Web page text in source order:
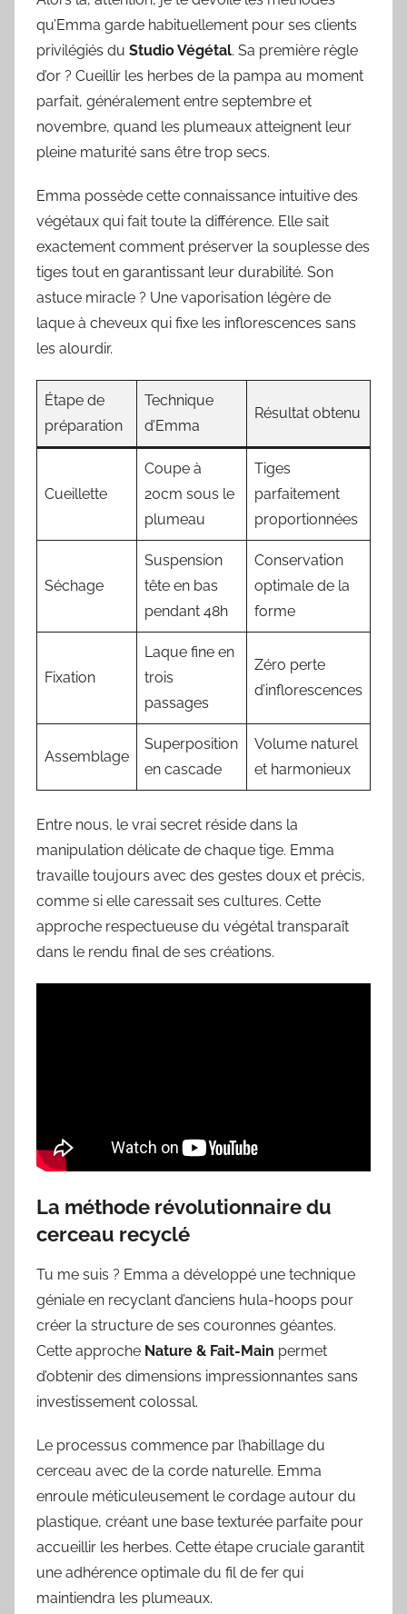
qu’Emma garde habituellement pour ses clients
privilégiés du Studio Végétal. Sa première règle
d’or ? Cueillir les herbes de la pampa au moment
parfait, généralement entre septembre et
novembre, quand les plumeaux atteignent leur
pleine maturité sans être trop secs.
Emma possède cette connaissance intuitive des
végétaux qui fait toute la différence. Elle sait
exactement comment préserver la souplesse des
tiges tout en garantissant leur durabilité. Son
astuce miracle ? Une vaporisation légère de
laque à cheveux qui fixe les inflorescences sans
les alourdir.
Étape de
préparation
Technique
d’Emma
Résultat obtenu
Cueillette
Coupe à
20cm sous le
plumeau
Tiges
parfaitement
proportionnées
Séchage
Suspension
tête en bas
pendant 48h
Conservation
optimale de la
forme
Fixation
Laque fine en
trois
passages
Zéro perte
d’inflorescences
Assemblage
Superposition
en cascade
Volume naturel
et harmonieux
Entre nous, le vrai secret réside dans la
manipulation délicate de chaque tige. Emma
travaille toujours avec des gestes doux et précis,
comme si elle caressait ses cultures. Cette
approche respectueuse du végétal transparaît
dans le rendu final de ses créations.
La méthode révolutionnaire du
cerceau recyclé
Tu me suis ? Emma a développé une technique
géniale en recyclant d’anciens hula-hoops pour
créer la structure de ses couronnes géantes.
Cette approche Nature & Fait-Main permet
d’obtenir des dimensions impressionnantes sans
investissement colossal.
Le processus commence par l’habillage du
cerceau avec de la corde naturelle. Emma
enroule méticuleusement le cordage autour du
plastique, créant une base texturée parfaite pour
accueillir les herbes. Cette étape cruciale garantit
une adhérence optimale du fil de fer qui
maintiendra les plumeaux.